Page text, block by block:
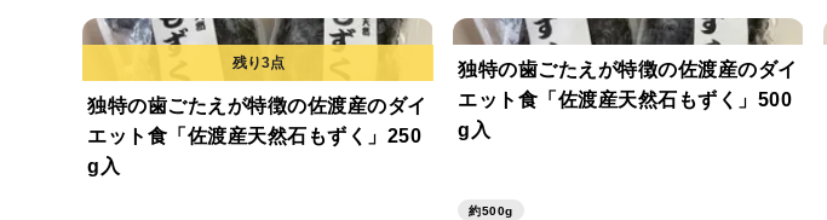
独特の歯ごたえが特徴の佐渡産のダイ
エット食「佐渡産天然石もずく」250
g入
独特の歯ごたえが特徴の佐渡産のダイ
エット食「佐渡産天然石もずく」500
g入
約500g